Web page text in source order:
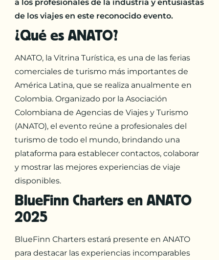
a los profesionales de la industria y entusiastas
de los viajes en este reconocido evento.
¿Qué es ANATO?
ANATO, la Vitrina Turística, es una de las ferias
comerciales de turismo más importantes de
América Latina, que se realiza anualmente en
Colombia. Organizado por la Asociación
Colombiana de Agencias de Viajes y Turismo
(ANATO), el evento reúne a profesionales del
turismo de todo el mundo, brindando una
plataforma para establecer contactos, colaborar
y mostrar las mejores experiencias de viaje
disponibles.
BlueFinn Charters en ANATO
2025
BlueFinn Charters estará presente en ANATO
para destacar las experiencias incomparables